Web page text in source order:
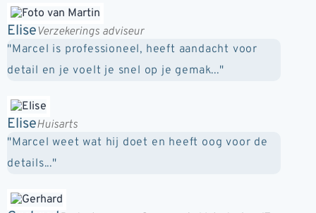
EliseVerzekerings adviseur
"Marcel is professioneel, heeft aandacht voor
detail en je voelt je snel op je gemak..."
EliseHuisarts
"Marcel weet wat hij doet en heeft oog voor de
details..."